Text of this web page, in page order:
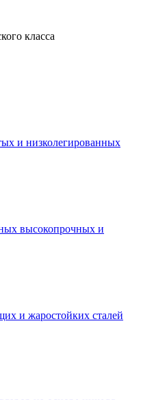
класса
и низколегированных
высокопрочных и
и жаростойких сталей